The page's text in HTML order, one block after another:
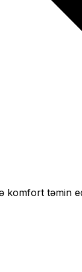
komfort təmin